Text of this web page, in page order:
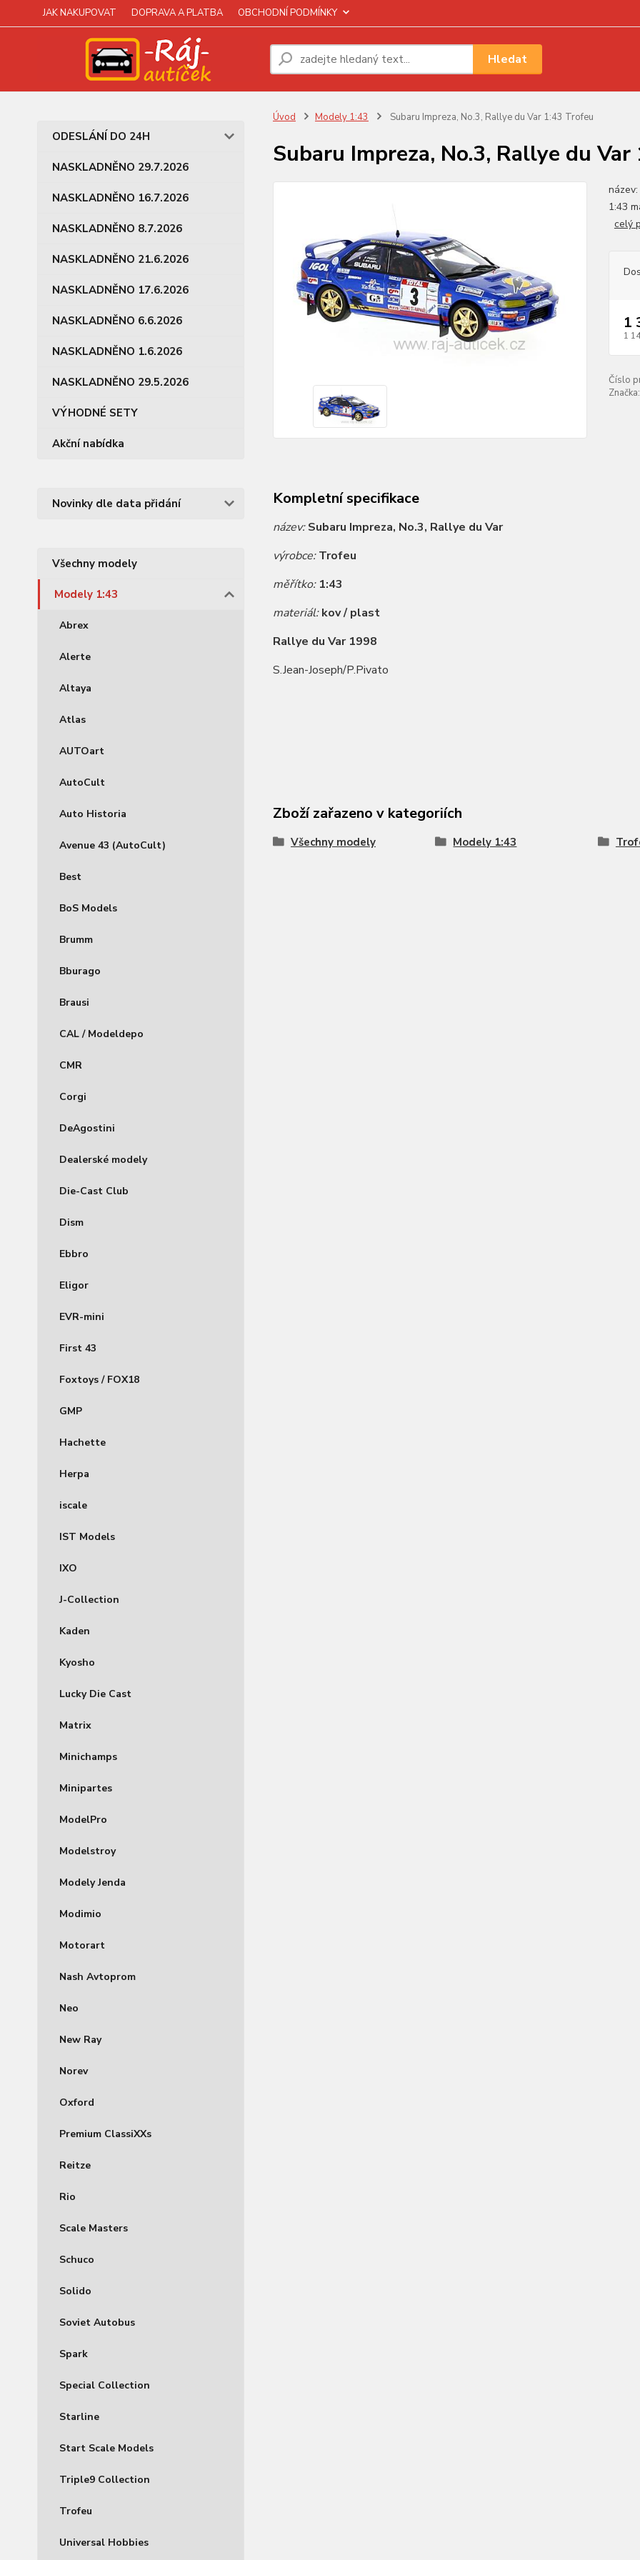
JAK NAKUPOVAT DOPRAVA A PLATBA OBCHODNÍ PODMÍNKY
Hledat
ODESLÁNÍ DO 24H
NASKLADNĚNO 29.7.2026
NASKLADNĚNO 16.7.2026
NASKLADNĚNO 8.7.2026
NASKLADNĚNO 21.6.2026
NASKLADNĚNO 17.6.2026
NASKLADNĚNO 6.6.2026
NASKLADNĚNO 1.6.2026
NASKLADNĚNO 29.5.2026
VÝHODNÉ SETY
Akční nabídka
Novinky dle data přidání
Všechny modely
Modely 1:43
Abrex
Alerte
Altaya
Atlas
AUTOart
AutoCult
Auto Historia
Avenue 43 (AutoCult)
Best
BoS Models
Brumm
Bburago
Brausi
CAL / Modeldepo
CMR
Corgi
DeAgostini
Dealerské modely
Die-Cast Club
Dism
Ebbro
Eligor
EVR-mini
First 43
Foxtoys / FOX18
GMP
Hachette
Herpa
iscale
IST Models
IXO
J-Collection
Kaden
Kyosho
Lucky Die Cast
Matrix
Minichamps
Minipartes
ModelPro
Modelstroy
Modely Jenda
Modimio
Motorart
Nash Avtoprom
Neo
New Ray
Norev
Oxford
Premium ClassiXXs
Reitze
Rio
Scale Masters
Schuco
Solido
Soviet Autobus
Spark
Special Collection
Starline
Start Scale Models
Triple9 Collection
Trofeu
Universal Hobbies
Úvod Modely 1:43 Subaru Impreza, No.3, Rallye du Var 1:43 Trofeu
Subaru Impreza, No.3, Rallye du
1:43
celý
1
1
Číslo
Značka:
Kompletní specifikace
název:Subaru Impreza, No.3, Rallye du Var
výrobce:Trofeu
měřítko: 1:43
materiál:kov / plast
Rallye du Var 1998
S.Jean-Joseph/P.Pivato
Zboží zařazeno v kategoriích
Všechny modely Modely 1:43